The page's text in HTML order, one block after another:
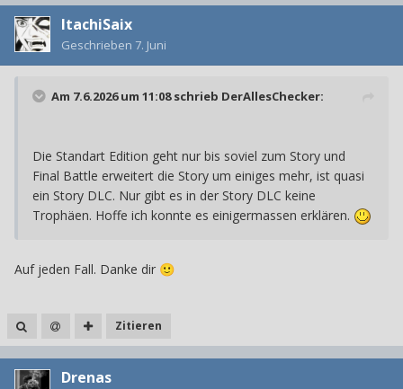
ItachiSaix
Geschrieben 7. Juni
Am 7.6.2026 um 11:08 schrieb DerAllesChecker:
Die Standart Edition geht nur bis soviel zum Story und
Final Battle erweitert die Story um einiges mehr, ist quasi
ein Story DLC. Nur gibt es in der Story DLC keine
Trophäen. Hoffe ich konnte es einigermassen erklären.
Auf jeden Fall. Danke dir 🙂
Zitieren
Drenas